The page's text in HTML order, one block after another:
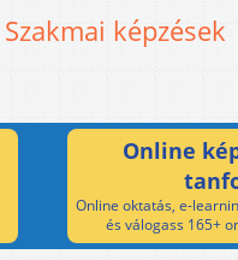
Szakmai képzések
Online
Online oktatás, e-
és válogass 165+